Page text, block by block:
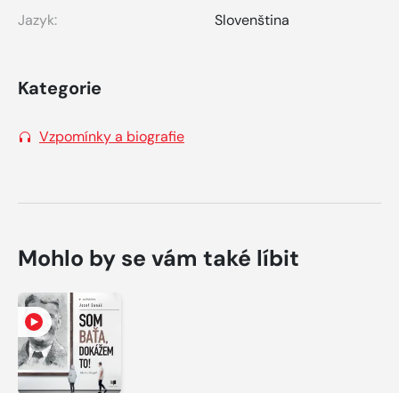
Jazyk:
Slovenština
Kategorie
Vzpomínky a biografie
Mohlo by se vám také líbit